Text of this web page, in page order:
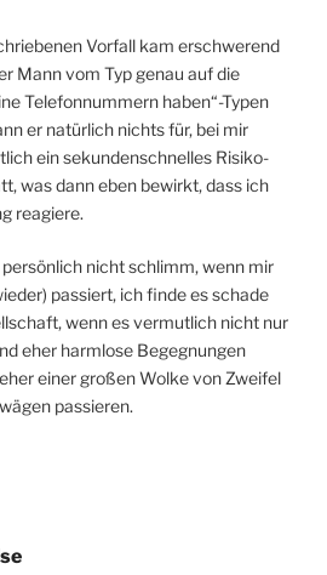
Vorfall kam erschwerend
Mann vom Typ genau auf die
Telefonnummern haben“-Typen
er natürlich nichts für, bei mir
ein sekundenschnelles Risiko-
was dann eben bewirkt, dass ich
reagiere.
nicht schlimm, wenn mir
passiert, ich finde es schade
wenn es vermutlich nicht nur
eher harmlose Begegnungen
einer großen Wolke von Zweifel
passieren.